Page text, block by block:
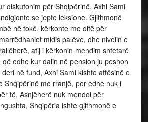
diskutonim për Shqipërinë, Axhi Sami
se jepte leksione. Gjithmonë
në tokë, kërkonte me ditë për
midis palëve, dhe nivelin e
atij i kërkonin mendim shtetarë
edhe kur dalin në pension ju peshon
në fund, Axhi Sami kishte aftësinë e
Shqipërinë me rranjë, por edhe nuk i
të. Asnjëherë nuk mendoi për
Shqipëria ishte gjithmonë e